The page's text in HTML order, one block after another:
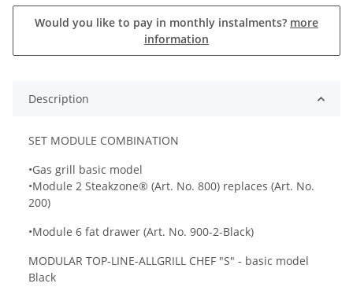
Would you like to pay in monthly instalments? more
information
Description
SET MODULE COMBINATION
•Gas grill basic model
•Module 2 Steakzone® (Art. No. 800) replaces (Art. No.
200)
•Module 6 fat drawer (Art. No. 900-2-Black)
MODULAR TOP-LINE-ALLGRILL CHEF "S" - basic model
Black